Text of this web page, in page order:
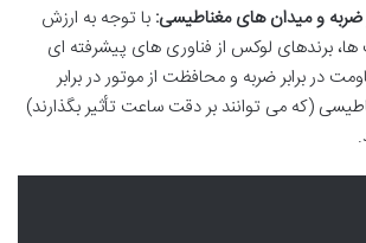
ضربه و میدان های مغناطیسی: با توجه به ارزش
برندهای لوکس از فناوری های پیشرفته ای
در برابر ضربه و محافظت از موتور در برابر
(که می توانند بر دقت ساعت تأثیر بگذارند)